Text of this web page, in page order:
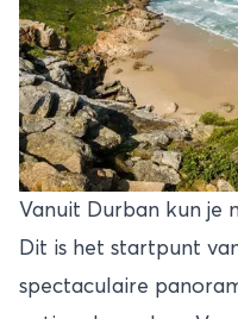
Vanuit Durban kun je
Dit is het startpunt
spectaculaire